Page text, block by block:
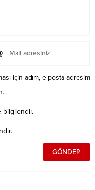
için adım, e-posta adresim
bilgilendir.